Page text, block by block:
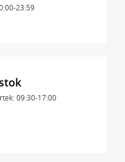
23:59
09:30-17:00